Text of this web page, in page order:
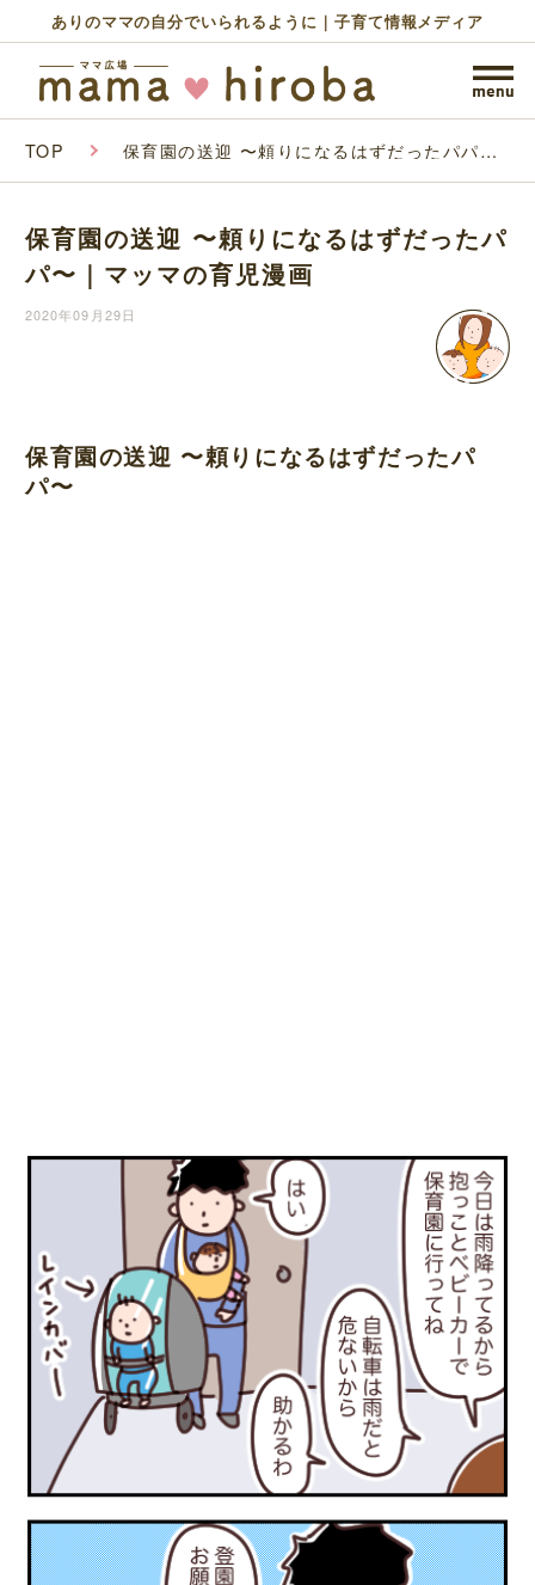
ありのママの自分でいられるように｜子育て情報メディア
TOP 保育園の送迎 〜頼りになるはずだったパパ〜
保育園の送迎 〜頼りになるはずだったパ
パ〜｜マッマの育児漫画
2020年09月29日
保育園の送迎 〜頼りになるはずだったパ
パ〜